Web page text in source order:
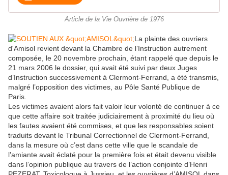
Article de la Vie Ouvrière de 1976
La plainte des ouvriers
d'Amisol revient devant la Chambre de l’Instruction autrement
composée, le 20 novembre prochain, étant rappelé que depuis le
21 mars 2006 le dossier, qui avait été suivi par deux Juges
d’Instruction successivement à Clermont-Ferrand, a été transmis,
malgré l’opposition des victimes, au Pôle Santé Publique de
Paris.
Les victimes avaient alors fait valoir leur volonté de continuer à ce
que cette affaire soit traitée judiciairement à proximité du lieu où
les fautes avaient été commises, et que les responsables soient
traduits devant le Tribunal Correctionnel de Clermont-Ferrand,
dans la mesure où c’est dans cette ville que le scandale de
l’amiante avait éclaté pour la première fois et était devenu visible
dans l’opinion publique au travers de l’action conjointe d’Henri